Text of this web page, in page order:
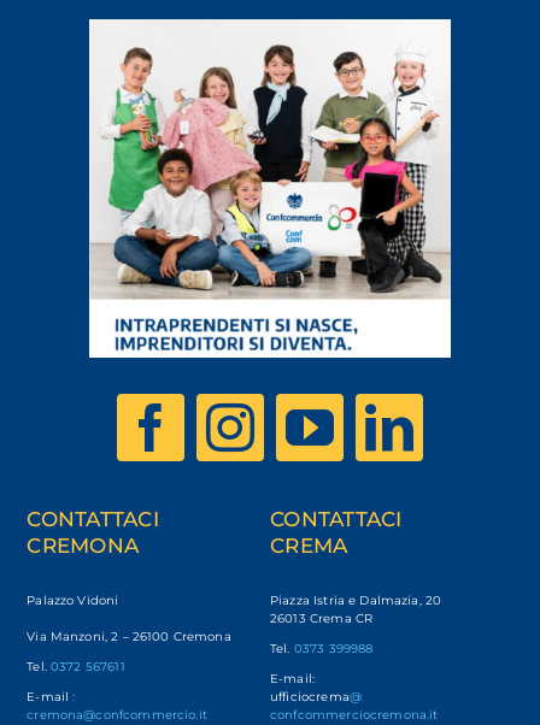
CONTATTACI
CREMONA
Palazzo Vidoni
Via Manzoni, 2 – 26100 Cremona
Tel. 0372 567611
E-mail:
cremona@confcommercio.it
CONTATTACI
CREMA
Piazza Istria e Dalmazia, 20
26013 Crema CR
Tel. 0373 399988
E-mail:
ufficiocrema@
confcommerciocremona.it